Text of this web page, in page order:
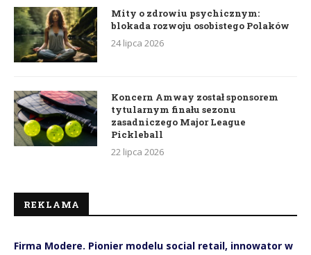
Mity o zdrowiu psychicznym:
blokada rozwoju osobistego Polaków
24 lipca 2026
Koncern Amway został sponsorem
tytularnym finału sezonu
zasadniczego Major League
Pickleball
22 lipca 2026
REKLAMA
Firma Modere. Pionier modelu social retail, innowator w